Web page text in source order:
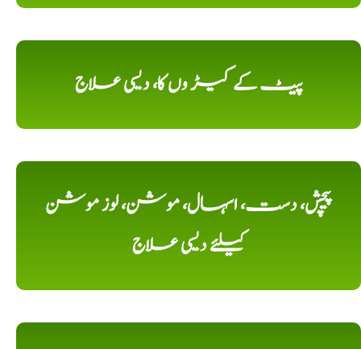
پیٹ کے کیڑ وں کا، دیسی علاج
پیچش، دست، اسہال، موشن، لوز موشن
کیلئے دیسی علاج